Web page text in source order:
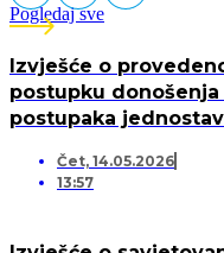
Pogledaj sve
Izvješće o
postupku
postupaka
Čet, 14.05.2026
13:57